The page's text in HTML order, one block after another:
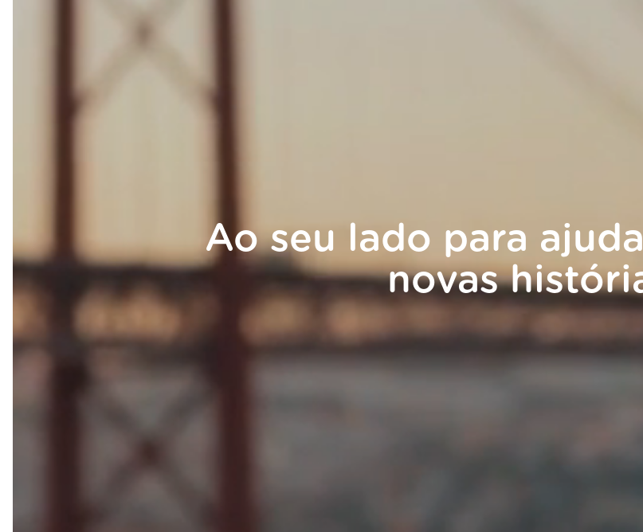
Ao seu lado para
novas